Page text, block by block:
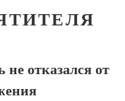
отказался от